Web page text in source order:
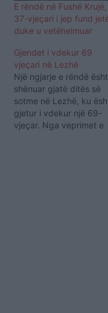
E rëndë në Fushë Krujë,
37-vjeçari i jep fund
duke u vetëhelmuar
Gjendet i vdekur 69
vjeçari në Lezhë
Një ngjarje e rëndë
shënuar gjatë ditës së
sotme në Lezhë, ku
gjetur i vdekur një 69-
vjeçar. Nga veprimet e